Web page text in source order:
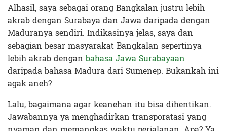
Alhasil, saya sebagai orang Bangkalan justru lebih
akrab dengan Surabaya dan Jawa daripada dengan
Maduranya sendiri. Indikasinya jelas, saya dan
sebagian besar masyarakat Bangkalan sepertinya
lebih akrab denganbahasa Jawa Surabayaan
daripada bahasa Madura dari Sumenep. Bukankah ini
agak aneh?
Lalu, bagaimana agar keanehan itu bisa dihentikan.
Jawabannya ya menghadirkan transporatasi yang